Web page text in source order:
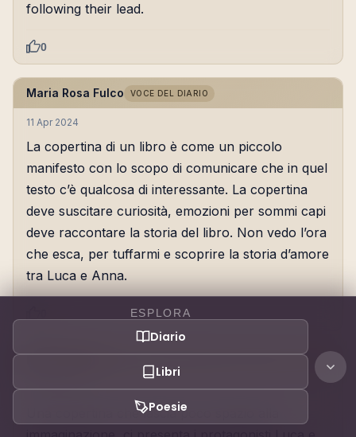
following their lead.
0
Maria Rosa Fulco VOCE DEL DIARIO
11 Apr 2024
La copertina di un libro è come un piccolo
manifesto con lo scopo di comunicare che in quel
testo c’è qualcosa di interessante. La copertina
deve suscitare curiosità, emozioni per sommi capi
deve raccontare la storia del libro. Non vedo l’ora
che esca, per tuffarmi e scoprire la storia d’amore
tra Luca e Anna.
Paola
11 Apr 2024
Una copertina che lascia poco spazio alla
ESPLORA
Diario
Libri
Poesie